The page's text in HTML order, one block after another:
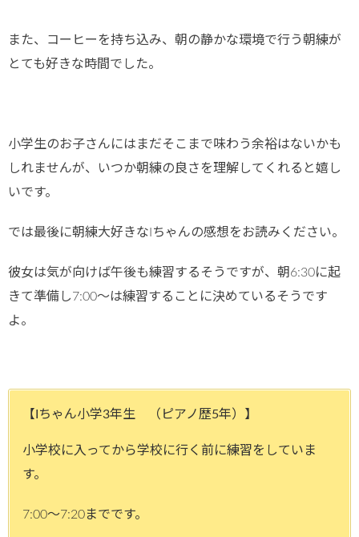
また、コーヒーを持ち込み、朝の静かな環境で行う朝練が
とても好きな時間でした。
小学生のお子さんにはまだそこまで味わう余裕はないかも
しれませんが、いつか朝練の良さを理解してくれると嬉し
いです。
では最後に朝練大好きなIちゃんの感想をお読みください。
彼女は気が向けば午後も練習するそうですが、朝6:30に起
きて準備し7:00～は練習することに決めているそうです
よ。
【Iちゃん小学3年生 （ピアノ歴5年）】
小学校に入ってから学校に行く前に練習をしていま
す。
7:00～7:20までです。